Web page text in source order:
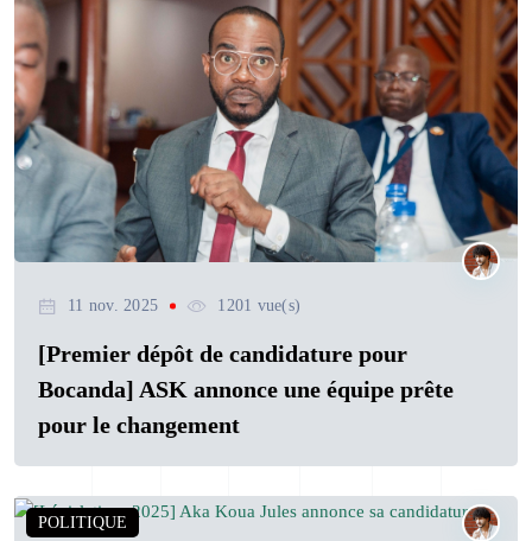
11 nov. 2025 1201 vue(s)
[Premier dépôt de candidature pour
Bocanda] ASK annonce une équipe prête
pour le changement
POLITIQUE